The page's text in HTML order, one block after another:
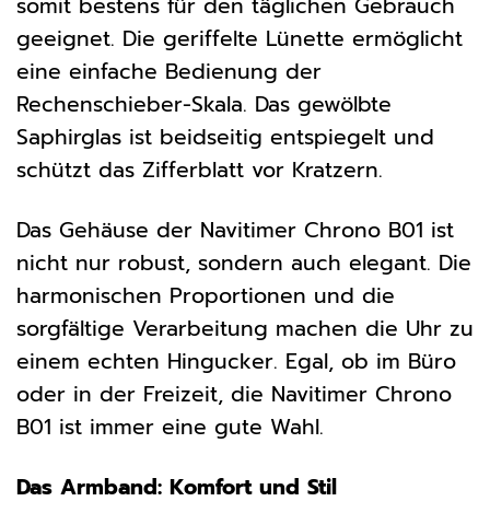
geeignet. Die geriffelte Lünette ermöglicht
eine einfache Bedienung der
Rechenschieber-Skala. Das gewölbte
Saphirglas ist beidseitig entspiegelt und
schützt das Zifferblatt vor Kratzern.
Das Gehäuse der Navitimer Chrono B01 ist
nicht nur robust, sondern auch elegant. Die
harmonischen Proportionen und die
sorgfältige Verarbeitung machen die Uhr zu
einem echten Hingucker. Egal, ob im Büro
oder in der Freizeit, die Navitimer Chrono
B01 ist immer eine gute Wahl.
Das Armband: Komfort und Stil